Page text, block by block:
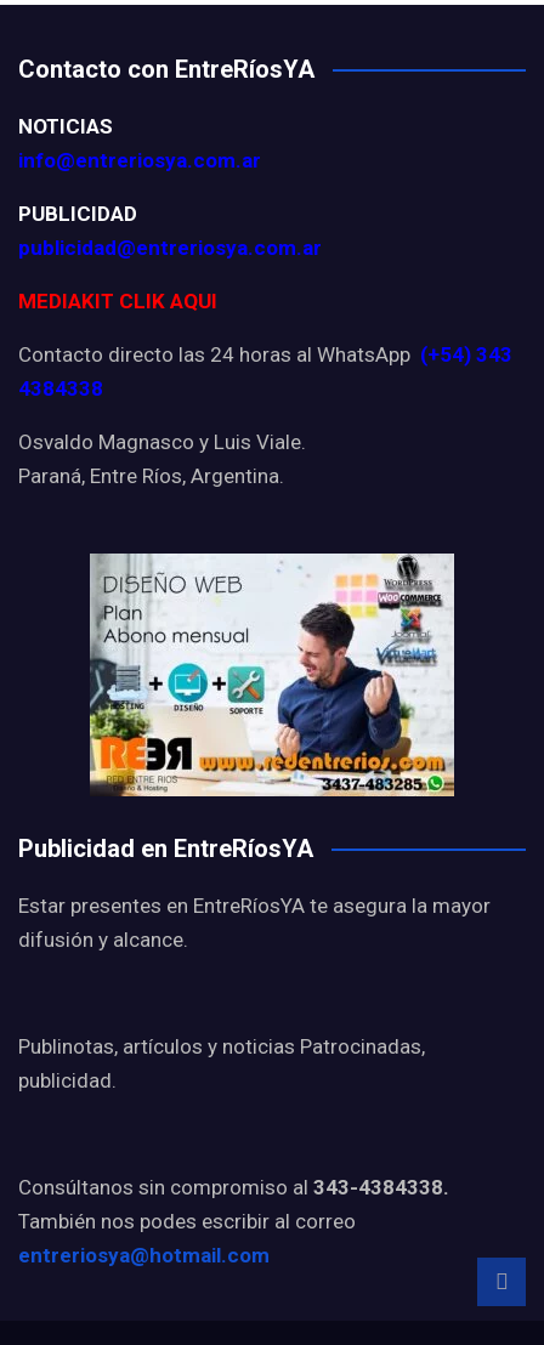
Contacto con EntreRíosYA
NOTICIAS
info@entreriosya.com.ar
PUBLICIDAD
publicidad@entreriosya.com.ar
MEDIAKIT CLIK AQUI
Contacto directo las 24 horas al WhatsApp (+54) 343
4384338
Osvaldo Magnasco y Luis Viale.
Paraná, Entre Ríos, Argentina.
Publicidad en EntreRíosYA
Estar presentes en EntreRíosYA te asegura la mayor
difusión y alcance.
Publinotas, artículos y noticias Patrocinadas,
publicidad.
Consúltanos sin compromiso al 343-4384338.
También nos podes escribir al correo
entreriosya@hotmail.com